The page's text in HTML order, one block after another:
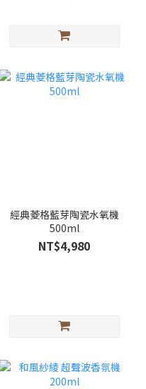
經典菱格藍芽陶瓷水氧機
500ml
NT$4,980